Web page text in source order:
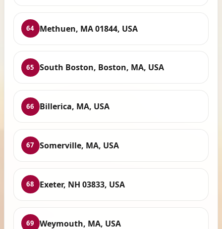
64 Methuen, MA 01844, USA
65 South Boston, Boston, MA, USA
66 Billerica, MA, USA
67 Somerville, MA, USA
68 Exeter, NH 03833, USA
69 Weymouth, MA, USA